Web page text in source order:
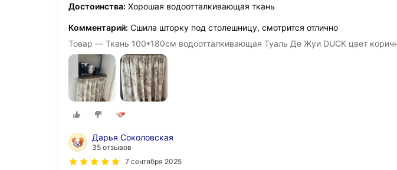
Достоинства: Хорошая водоотталкивающая ткань
Комментарий: Сшила шторку под столешницу, смотрится отлично
Товар — Ткань 100*180см водоотталкивающая Туаль Де Жуи DUCK цвет
Дарья Соколовская
35 отзывов
7 сентября 2025